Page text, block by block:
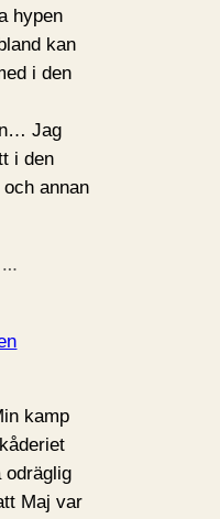
hypen
kan
i den
Jag
i den
annan
…
kamp
odräglig
Maj var